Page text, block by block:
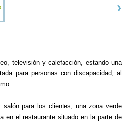
televisión y calefacción, estando una
para personas con discapacidad, al
salón para los clientes, una zona verde
en el restaurante situado en la parte de